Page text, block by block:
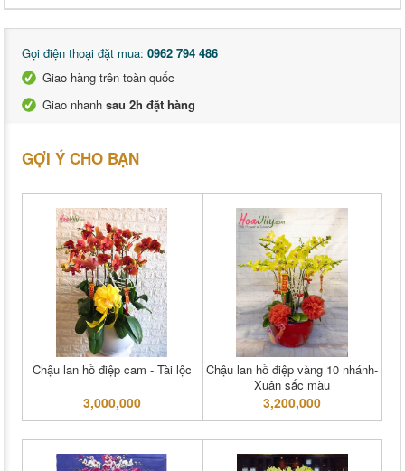
Gọi điện thoại đặt mua: 0962 794 486
Giao hàng trên toàn quốc
Giao nhanh sau 2h đặt hàng
GỢI Ý CHO BẠN
Chậu lan hồ điệp cam - Tài lộc
3,000,000
Chậu lan hồ điệp vàng 10 nhánh-
Xuân sắc màu
3,200,000